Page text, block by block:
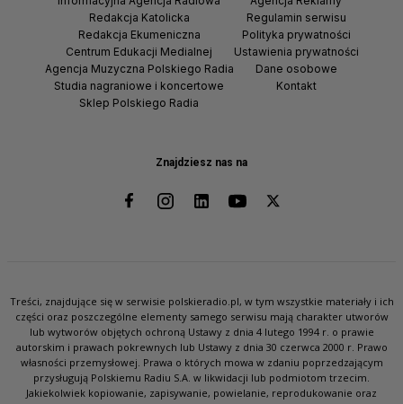
Znajdziesz nas na
Redakcja Katolicka
Redakcja Ekumeniczna
Centrum Edukacji Medialnej
Agencja Muzyczna Polskiego Radia
Studia nagraniowe i koncertowe
Sklep Polskiego Radia
Regulamin serwisu
Polityka prywatności
Ustawienia prywatności
Dane osobowe
Kontakt
Treści, znajdujące się w serwisie polskieradio.pl, w tym wszystkie materiały i ich
części oraz poszczególne elementy samego serwisu mają charakter utworów
lub wytworów objętych ochroną Ustawy z dnia 4 lutego 1994 r. o prawie
autorskim i prawach pokrewnych lub Ustawy z dnia 30 czerwca 2000 r. Prawo
własności przemysłowej. Prawa o których mowa w zdaniu poprzedzającym
przysługują Polskiemu Radiu S.A. w likwidacji lub podmiotom trzecim.
Jakiekolwiek kopiowanie, zapisywanie, powielanie, reprodukowanie oraz